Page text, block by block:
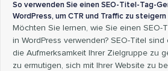
So verwenden Sie einen SEO-Titel-Tag-
WordPress, um CTR und Traffic zu steigern
Möchten Sie lernen, wie Sie einen SEO-
in WordPress verwenden? SEO-Titel
die Aufmerksamkeit Ihrer Zielgruppe zu
zu ermutigen, sich mit Ihrer Website zu